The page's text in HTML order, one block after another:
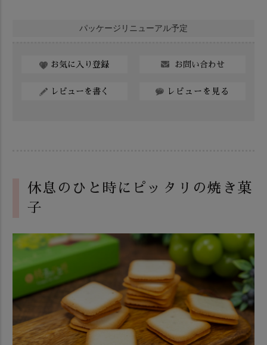
パッケージリニューアル予定
お気に入り登録 お問い合わせ
レビューを書く レビューを見る
休息のひと時にピッタリの焼き菓
子